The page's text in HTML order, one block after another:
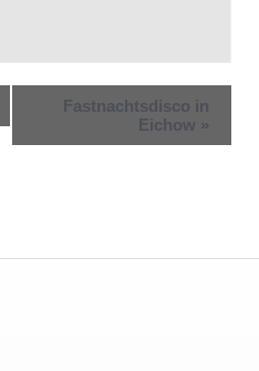
Fastnachtsdisco in
Eichow »